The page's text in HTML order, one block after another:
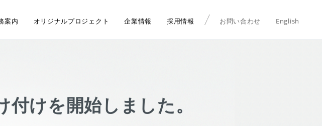
案内 オリジナルプロジェクト 企業情報 採用情報 お問い合わせ English
けを開始しました。